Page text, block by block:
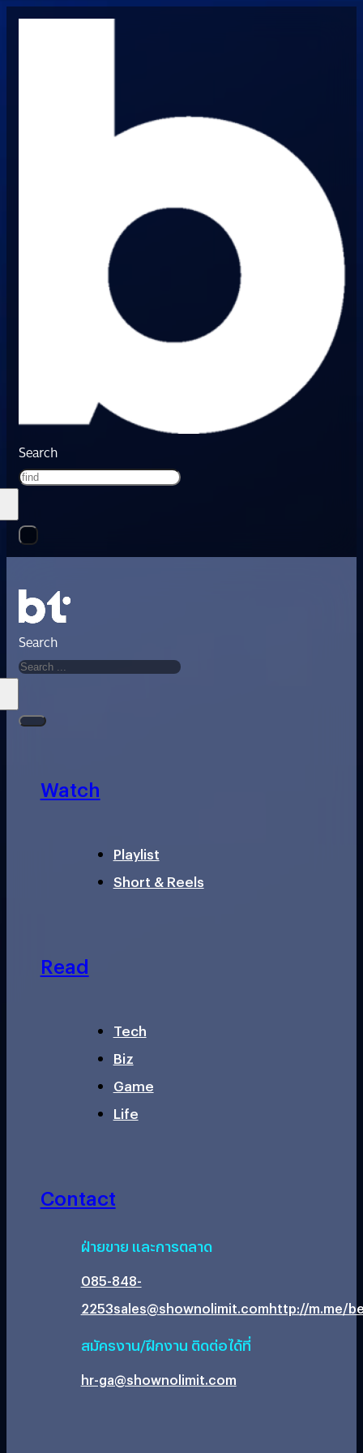
Search
Search
Watch
Playlist
Short & Reels
Read
Tech
Biz
Game
Life
Contact
ฝ่ายขาย และการตลาด
085-848-
2253sales@shownolimit.comhttp://m.me/
สมัครงาน/ฝึกงาน ติดต่อได้ที่
hr-ga@shownolimit.com